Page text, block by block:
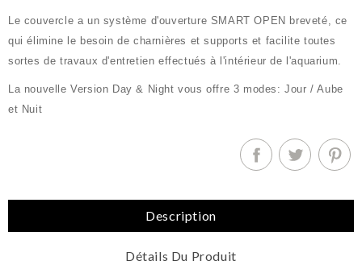
Le couvercle a un système d'ouverture SMART OPEN breveté, ce
qui élimine le besoin de charnières et supports et facilite toutes
sortes de travaux d'entretien effectués à l'intérieur de l'aquarium.
La nouvelle Version Day & Night vous offre 3 modes: Jour / Aube
et Nuit
Description
Détails Du Produit